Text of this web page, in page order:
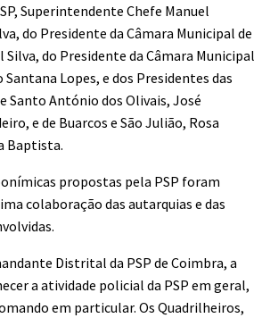
Superintendente Chefe Manuel
do Presidente da Câmara Municipal de
Silva, do Presidente da Câmara Municipal
Santana Lopes, e dos Presidentes das
Santo António dos Olivais, José
e de Buarcos e São Julião, Rosa
Baptista.
propostas pela PSP foram
colaboração das autarquias e das
Distrital da PSP de Coimbra, a
a atividade policial da PSP em geral,
em particular. Os Quadrilheiros,